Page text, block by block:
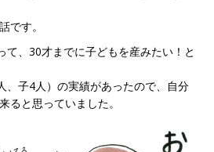
です。
て、30才までに子どもを産みたい！と
、子4人）の実績があったので、自分
ると思っていました。